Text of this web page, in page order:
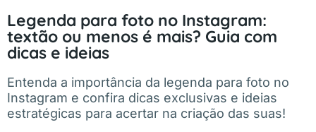
Legenda para foto no Instagram:
textão ou menos é mais? Guia com
dicas e ideias
Entenda a importância da legenda para foto no
Instagram e confira dicas exclusivas e ideias
estratégicas para acertar na criação das suas!